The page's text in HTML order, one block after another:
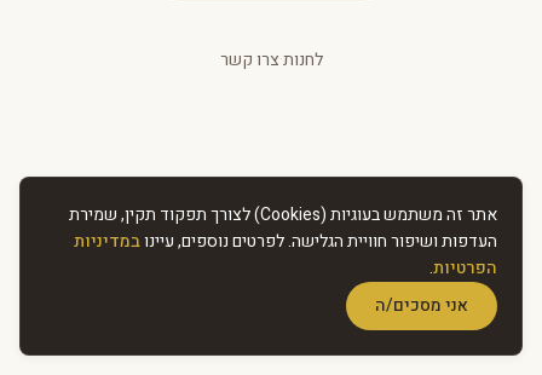
לחנות·צרו קשר
אתר זה משתמש בעוגיות (Cookies) לצורך תפקוד תקין, שמירת
העדפות ושיפור חוויית הגלישה. לפרטים נוספים, עיינובמדיניות
הפרטיות.
אני מסכים/ה